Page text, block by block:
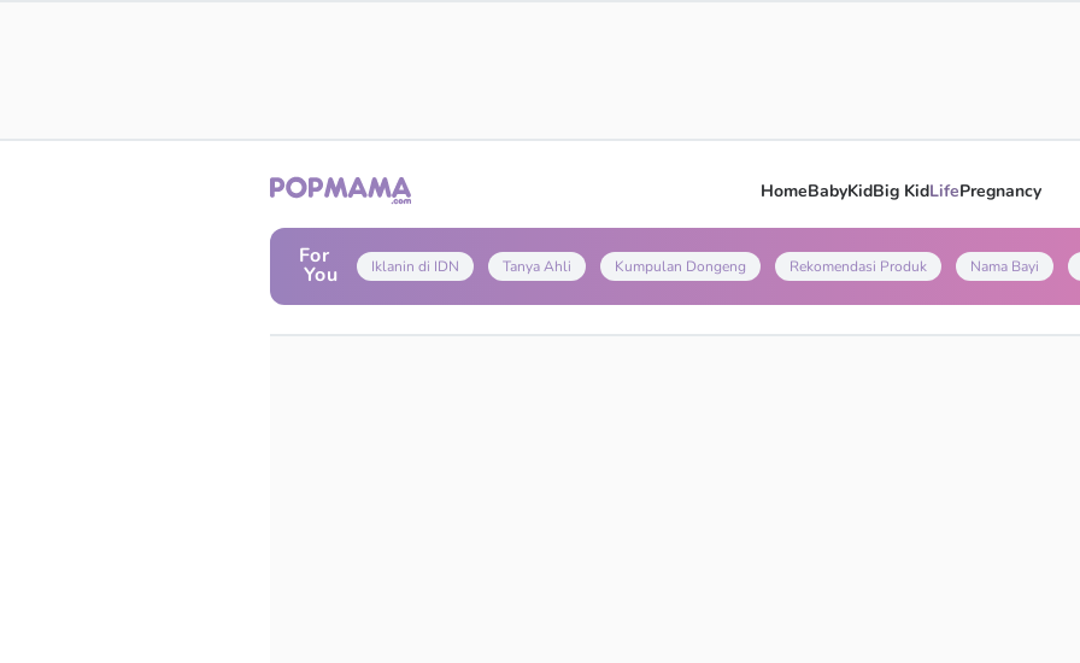
HomeBabyKidBig KidLifePregnancy
For
You Iklanin di IDN Tanya Ahli Kumpulan Dongeng Rekomendasi Produk Nama Bayi